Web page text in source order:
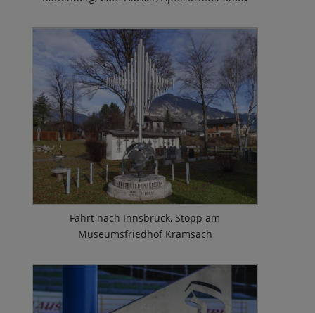
Fahrt nach Innsbruck, Stopp am
Museumsfriedhof Kramsach